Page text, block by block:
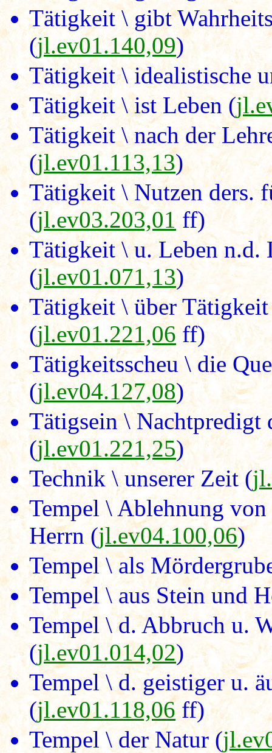
Tätigkeit \ gibt
(jl.ev01.140,09)
Tätigkeit \ idealistische
Tätigkeit \ ist Leben (
Tätigkeit \ nach der
(jl.ev01.113,13)
Tätigkeit \ Nutzen ders.
(jl.ev03.203,01 ff)
Tätigkeit \ u. Leben n.d.
(jl.ev01.071,13)
Tätigkeit \ über
(jl.ev01.221,06ff)
Tätigkeitsscheu \ die
(jl.ev04.127,08)
Tätigsein \ Nachtpredigt
(jl.ev01.221,25)
Technik \ unserer Zeit (
Tempel \ Ablehnung von
Herrn (jl.ev04.100,06)
Tempel \ als
Tempel \ aus Stein und
Tempel \ d. Abbruch u.
(jl.ev01.014,02)
Tempel \ d. geistiger u.
(jl.ev01.118,06ff)
Tempel \ der Natur (